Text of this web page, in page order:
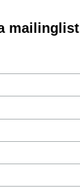
mailinglist